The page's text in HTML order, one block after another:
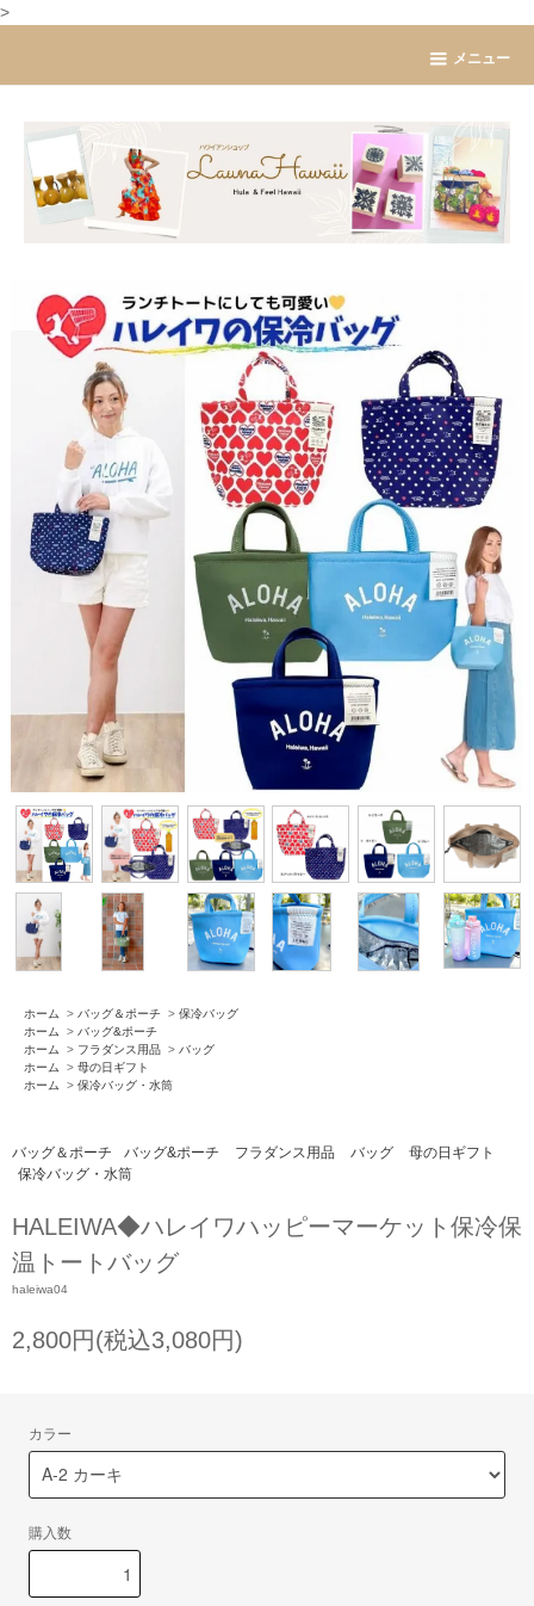
>
メニュー
ホーム > バッグ＆ポーチ > 保冷バッグ
ホーム
> バッグ&ポーチ
ホーム
> フラダンス用品 > バッグ
ホーム
> 母の日ギフト
ホーム
> 保冷バッグ・水筒
バッグ＆ポーチ バッグ&ポーチ フラダンス用品 バッグ
母の日ギフト
保冷バッグ・水筒
HALEIWA◆ハレイワハッピーマーケット保冷保
温トートバッグ
haleiwa04
2,800円(税込3,080円)
カラー
購入数